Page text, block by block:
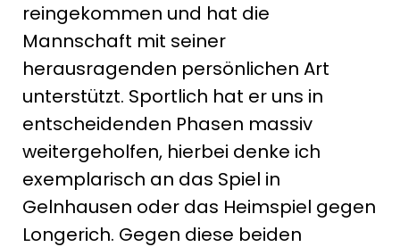
reingekommen und hat die
Mannschaft mit seiner
herausragenden persönlichen Art
unterstützt. Sportlich hat er uns in
entscheidenden Phasen massiv
weitergeholfen, hierbei denke ich
exemplarisch an das Spiel in
Gelnhausen oder das Heimspiel gegen
Longerich. Gegen diese beiden